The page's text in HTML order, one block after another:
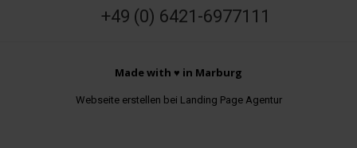
+49 (0) 6421-6977111
Made with ♥ in Marburg
Webseite erstellen bei Landing Page Agentur